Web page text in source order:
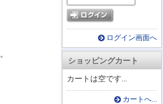
ログイン画面へ
ショッピングカート
カートは空です...
カートへ...